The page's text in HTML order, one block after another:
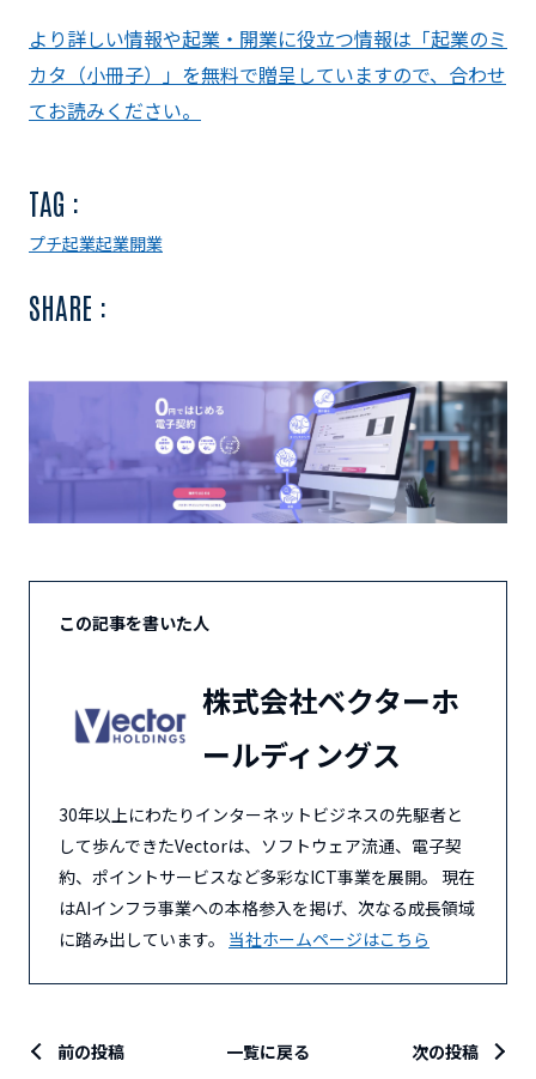
より詳しい情報や起業・開業に役立つ情報は「起業のミ
カタ（小冊子）」を無料で贈呈していますので、合わせ
てお読みください。
TAG :
プチ起業起業開業
SHARE :
この記事を書いた人
株式会社ベクターホ
ールディングス
30年以上にわたりインターネットビジネスの先駆者と
して歩んできたVectorは、ソフトウェア流通、電子契
約、ポイントサービスなど多彩なICT事業を展開。 現在
はAIインフラ事業への本格参入を掲げ、次なる成長領域
に踏み出しています。 当社ホームページはこちら
前の投稿 一覧に戻る 次の投稿